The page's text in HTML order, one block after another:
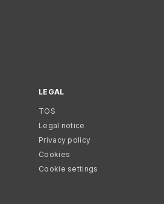
LEGAL
TOS
Legal notice
Privacy policy
Cookies
Cookie settings